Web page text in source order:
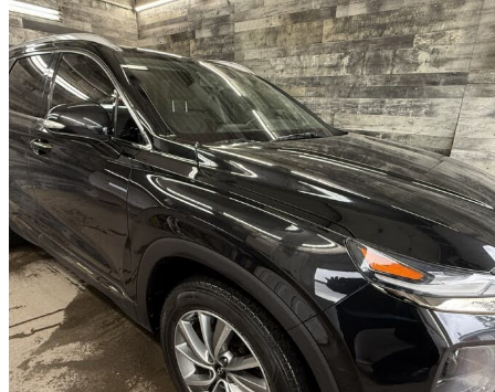
2019 Hyundai Santa Fe
2.0T Luxury AWD with Dark Chrome Accent 123 578 km
16 312 $ Affaire